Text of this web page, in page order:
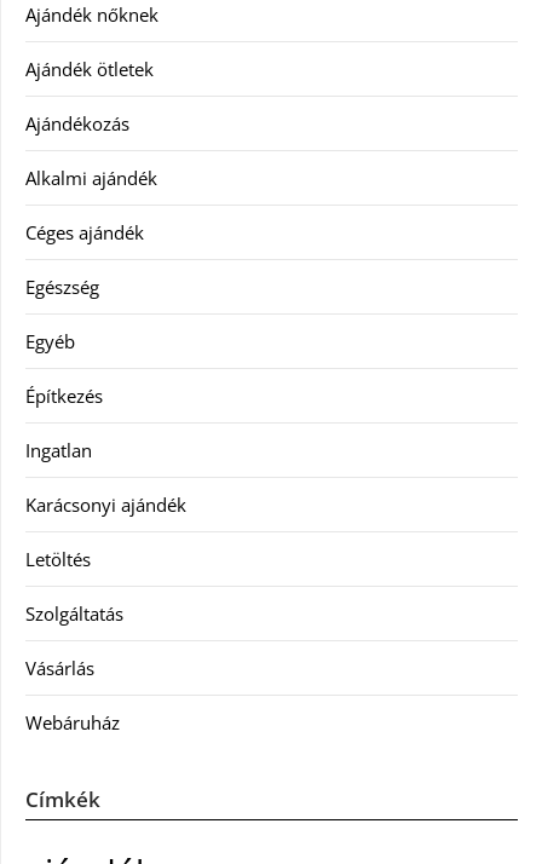
Ajándék nőknek
Ajándék ötletek
Ajándékozás
Alkalmi ajándék
Céges ajándék
Egészség
Egyéb
Építkezés
Ingatlan
Karácsonyi ajándék
Letöltés
Szolgáltatás
Vásárlás
Webáruház
Címkék